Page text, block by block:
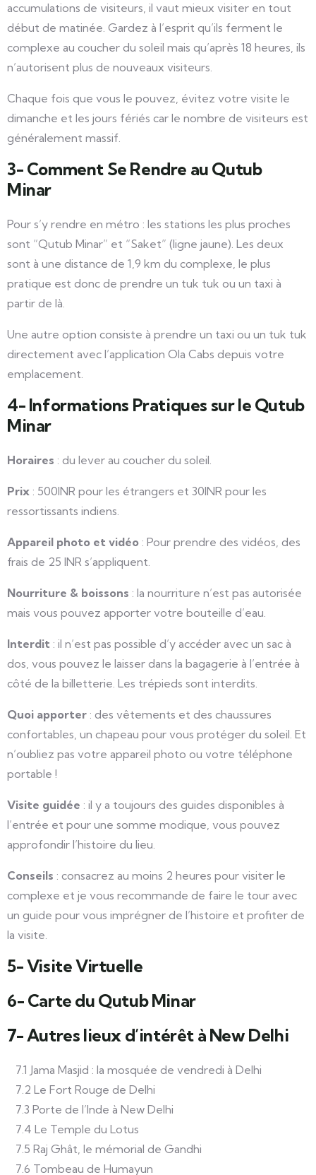
accumulations de visiteurs, il vaut mieux visiter en tout
début de matinée. Gardez à l’esprit qu’ils ferment le
complexe au coucher du soleil mais qu’après 18 heures, ils
n’autorisent plus de nouveaux visiteurs.
Chaque fois que vous le pouvez, évitez votre visite le
dimanche et les jours fériés car le nombre de visiteurs est
généralement massif.
3- Comment Se Rendre au Qutub
Minar
Pour s’y rendre en métro : les stations les plus proches
sont “Qutub Minar” et “Saket” (ligne jaune). Les deux
sont à une distance de 1,9 km du complexe, le plus
pratique est donc de prendre un tuk tuk ou un taxi à
partir de là.
Une autre option consiste à prendre un taxi ou un tuk tuk
directement avec l’application Ola Cabs depuis votre
emplacement.
4- Informations Pratiques sur le Qutub
Minar
Horaires : du lever au coucher du soleil.
Prix : 500INR pour les étrangers et 30INR pour les
ressortissants indiens.
Appareil photo et vidéo : Pour prendre des vidéos, des
frais de 25 INR s’appliquent.
Nourriture & boissons : la nourriture n’est pas autorisée
mais vous pouvez apporter votre bouteille d’eau.
Interdit : il n’est pas possible d’y accéder avec un sac à
dos, vous pouvez le laisser dans la bagagerie à l’entrée à
côté de la billetterie. Les trépieds sont interdits.
Quoi apporter : des vêtements et des chaussures
confortables, un chapeau pour vous protéger du soleil. Et
n’oubliez pas votre appareil photo ou votre téléphone
portable !
Visite guidée : il y a toujours des guides disponibles à
l’entrée et pour une somme modique, vous pouvez
approfondir l’histoire du lieu.
Conseils : consacrez au moins 2 heures pour visiter le
complexe et je vous recommande de faire le tour avec
un guide pour vous imprégner de l’histoire et profiter de
la visite.
5- Visite Virtuelle
6- Carte du Qutub Minar
7- Autres lieux d’intérêt à New Delhi
7.1 Jama Masjid : la mosquée de vendredi à Delhi
7.2 Le Fort Rouge de Delhi
7.3 Porte de l’Inde à New Delhi
7.4 Le Temple du Lotus
7.5 Raj Ghât, le mémorial de Gandhi
7.6 Tombeau de Humayun